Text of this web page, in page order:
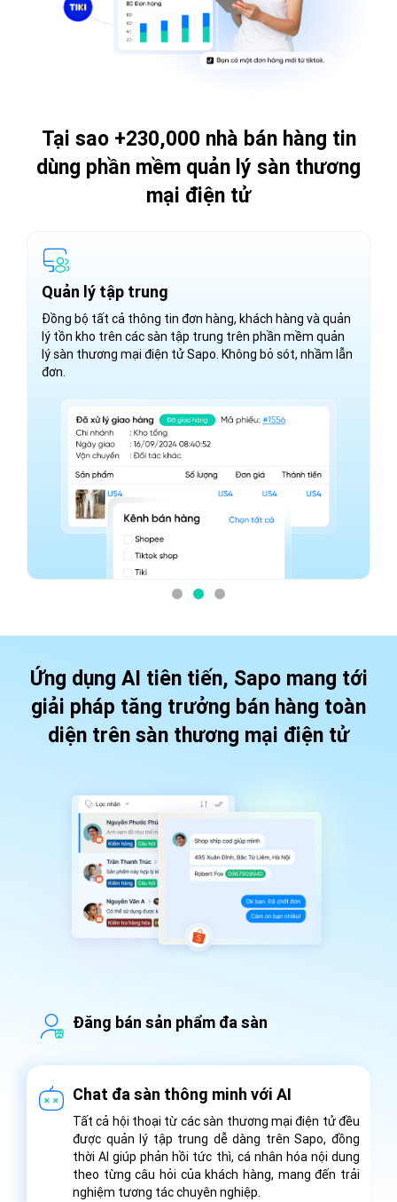
Tại sao +230,000 nhà bán hàng tin
dùng phần mềm quản lý sàn thương
mại điện tử
Quản lý tập trung
Đồng bộ tất cả thông tin đơn hàng, khách hàng và quản
lý tồn kho trên các sàn tập trung trên phần mềm quản
lý sàn thương mại điện tử Sapo. Không bỏ sót, nhầm lẫn
đơn.
Ứng dụng AI tiên tiến, Sapo mang tới
giải pháp tăng trưởng bán hàng toàn
diện trên sàn thương mại điện tử
Đăng bán sản phẩm đa sàn
danh mục và mô tả sản phẩm phù hợp với quy định
riêng của từng sàn. Bạn có thể đăng bán trên các
sàn thương mại điện tử lớn như Shopee,
Tiktokshop, Lazada... một cách nhanh chóng, hiệu
quả.
Chat đa sàn thông minh với AI
Tất cả hội thoại từ các sàn thương mại điện tử đều
được quản lý tập trung dễ dàng trên Sapo, đồng
thời AI giúp phản hồi tức thì, cá nhân hóa nội dung
theo từng câu hỏi của khách hàng, mang đến trải
nghiệm tương tác chuyên nghiệp.